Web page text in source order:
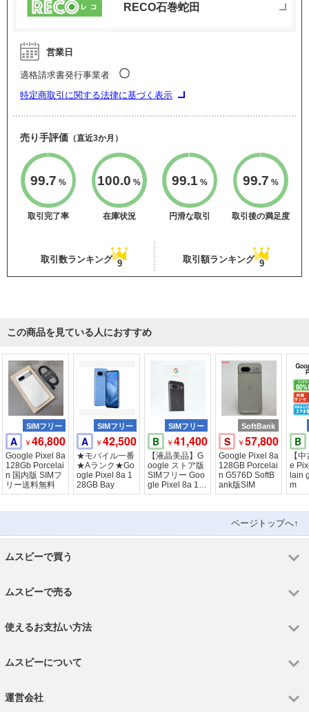
RECO石巻蛇田
営業日
適格請求書発行事業者 〇
特定商取引に関する法律に基づく表示
売り手評価 （直近3か月）
99.7 %
取引完了率
100.0 %
在庫状況
99.1 %
円滑な取引
99.7 %
取引後の満足度
取引数ランキング 9 取引額ランキング 9
この商品を見ている人におすすめ
SIMフリー
A ￥46,800
Google Pixel 8a
128Gb Porcelai
n 国内版 SIMフ
リー送料無料
SIMフリー
A ￥42,500
★モバイル一番
★Aランク★Go
ogle Pixel 8a 1
28GB Bay
SIMフリー
B ￥41,400
【液晶美品】G
oogle ストア版
SIMフリー Goo
gle Pixel 8a 12
8GB
SoftBank
S ￥57,800
Google Pixel 8a
128GB Porcelai
n G576D SoftB
ank版SIM
B
【
e
lain
m
ページトップへ↑
ムスビーで買う
ムスビーで売る
使えるお支払い方法
ムスビーについて
運営会社